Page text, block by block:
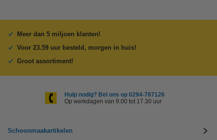
Meer dan 5 miljoen klanten!
Voor 23.59 uur besteld, morgen in huis!
Groot assortiment!
Hulp nodig? Bel ons op 0294-787126
Op werkdagen van 9.00 tot 17.30 uur
Schoonmaakartikelen